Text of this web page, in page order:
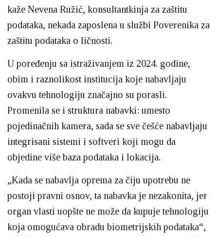
kaže Nevena Ružić, konsultantkinja za zaštitu
podataka, nekada zaposlena u službi Poverenika za
zaštitu podataka o ličnosti.
U poređenju sa istraživanjem iz 2024. godine,
obim i raznolikost institucija koje nabavljaju
ovakvu tehnologiju značajno su porasli.
Promenila se i struktura nabavki: umesto
pojedinačnih kamera, sada se sve češće nabavljaju
integrisani sistemi i softveri koji mogu da
objedine više baza podataka i lokacija.
„Kada se nabavlja oprema za čiju upotrebu ne
postoji pravni osnov, ta nabavka je nezakonita, jer
organ vlasti uopšte ne može da kupuje tehnologiju
koja omogućava obradu biometrijskih podataka“,